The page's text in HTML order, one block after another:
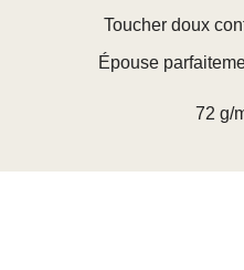
Toucher doux
Épouse
72 g/